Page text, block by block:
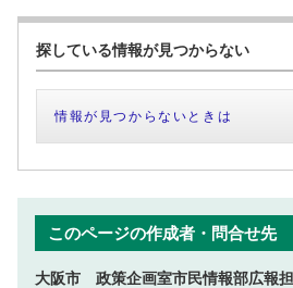
探している情報が見つからない
情報が見つからないときは
このページの作成者・問合せ先
大阪市 政策企画室市民情報部広報